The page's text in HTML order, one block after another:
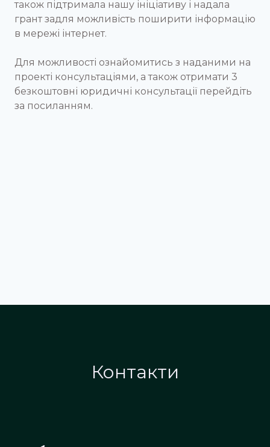
також підтримала нашу ініціативу і надала
грант задля можливість поширити інформацію
в мережі інтернет.
Для можливості ознайомитись з наданими на
проекті консультаціями, а також отримати 3
безкоштовні юридичні консультації перейдіть
за посиланням.
Контакти